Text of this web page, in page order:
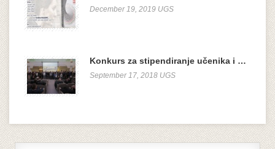
December 19, 2019 UGS
Konkurs za stipendiranje učenika i …
September 17, 2018 UGS